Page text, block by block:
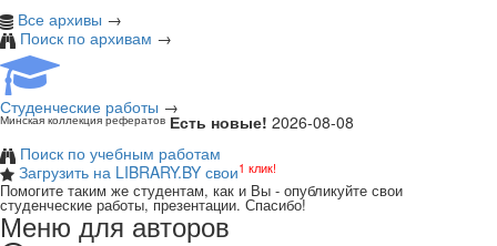
Все архивы →
Поиск по архивам →
Студенческие работы →
Минская коллекция рефератов Есть новые! 2026-08-08
Поиск по учебным работам
Загрузить на LIBRARY.BY свои1 клик!
Помогите таким же студентам, как и Вы - опубликуйте свои
студенческие работы, презентации. Спасибо!
Меню для авторов